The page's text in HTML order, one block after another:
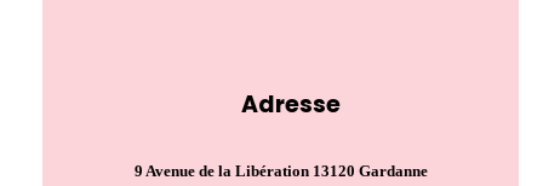
Adresse
9 Avenue de la Libération 13120 Gardanne